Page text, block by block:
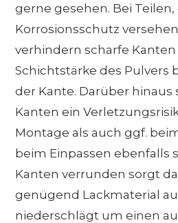
gerne gesehen. Bei
Korrosionsschutz
verhindern scharfe
Schichtstärke des Pulvers
der Kante. Darüber hinaus
Kanten ein
Montage als auch ggf.
beim Einpassen ebenfalls
Kanten verrunden sorgt
genügend Lackmaterial
niederschlägt um einen